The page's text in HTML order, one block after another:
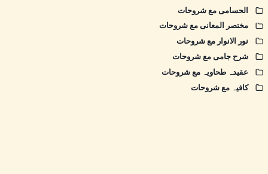
الحسامی مع شروحات
مختصر المعانی مع شروحات
نور الانوار مع شروحات
شرح جامی مع شروحات
عقیدہ طحاویہ مع شروحات
کافیہ مع شروحات